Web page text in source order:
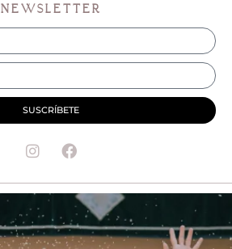
NEWSLETTER
SUSCRÍBETE